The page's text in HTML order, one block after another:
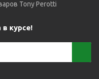
Tony Perotti
в курсе!